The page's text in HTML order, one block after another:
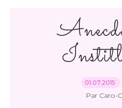
01.07.2015
Par Caro-